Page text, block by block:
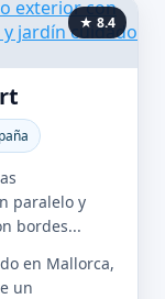
★ 8.4
paralelo y
bordes...
en Mallorca,
un